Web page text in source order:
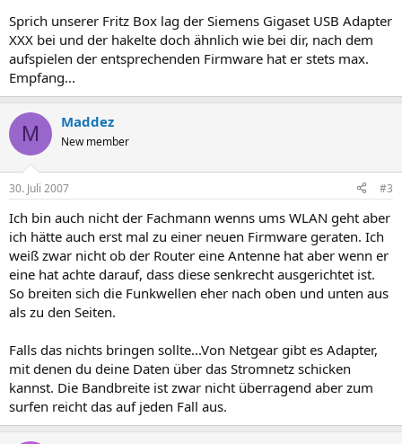
Sprich unserer Fritz Box lag der Siemens Gigaset USB Adapter
XXX bei und der hakelte doch ähnlich wie bei dir, nach dem
aufspielen der entsprechenden Firmware hat er stets max.
Empfang...
M Maddez
New member
30. Juli 2007 #3
Ich bin auch nicht der Fachmann wenns ums WLAN geht aber
ich hätte auch erst mal zu einer neuen Firmware geraten. Ich
weiß zwar nicht ob der Router eine Antenne hat aber wenn er
eine hat achte darauf, dass diese senkrecht ausgerichtet ist.
So breiten sich die Funkwellen eher nach oben und unten aus
als zu den Seiten.
Falls das nichts bringen sollte...Von Netgear gibt es Adapter,
mit denen du deine Daten über das Stromnetz schicken
kannst. Die Bandbreite ist zwar nicht überragend aber zum
surfen reicht das auf jeden Fall aus.